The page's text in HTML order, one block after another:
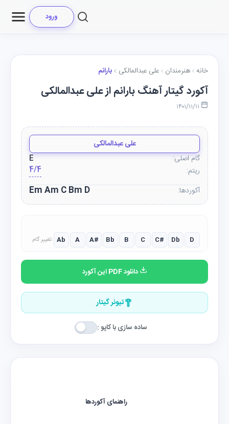
ورود
خانه هنرمندان علی عبدالمالکی بارانم
آکورد گیتار آهنگ بارانم از علی عبدالمالکی
علی عبدالمالکی
گام اصلی:
E
ریتم:
4/4
آکوردها:
Em Am C Bm D
تغییر گام: Ab A A# Bb B C C# Db D
دانلود PDF این آکورد
تیونر گیتار
ساده سازی با کاپو :
راهنمای آکوردها